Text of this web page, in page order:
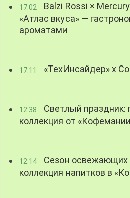
17:02
Balzi Rossi ×
«Атлас вкуса» —
ароматами
17:11 «ТехИнсайдер» х
12:38
Светлый праздник:
коллекция от
12:14
Сезон освежающих
коллекция напитков в